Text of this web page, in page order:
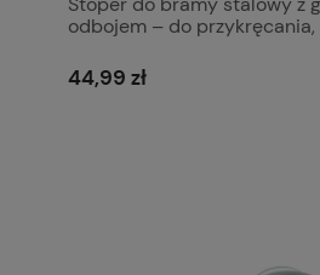
odbojem – do
44,99 zł